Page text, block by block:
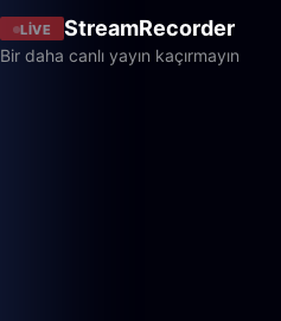
LIVE StreamRecorder
Bir daha canlı yayın kaçırmayın